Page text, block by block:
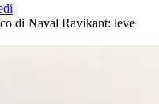
di Naval Ravikant: leve